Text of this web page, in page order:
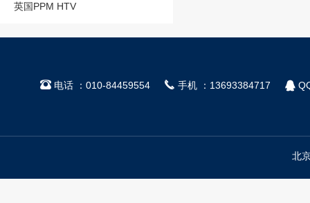
英国PPM HTV
电话 ：010-84459554  手机 ：13693384717 
北